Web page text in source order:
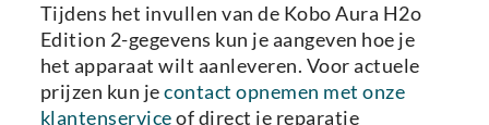
Tijdens het invullen van de Kobo Aura H2o
Edition 2-gegevens kun je aangeven hoe je
het apparaat wilt aanleveren. Voor actuele
prijzen kun jecontact opnemen met onze
klantenserviceof direct je reparatie